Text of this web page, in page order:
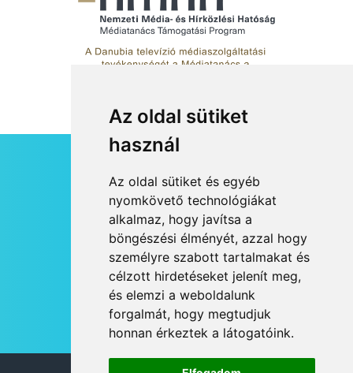
Az oldal sütiket
használ
Az oldal sütiket és egyéb
nyomkövető technológiákat
alkalmaz, hogy javítsa a
böngészési élményét, azzal hogy
személyre szabott tartalmakat és
célzott hirdetéseket jelenít meg,
és elemzi a weboldalunk
forgalmát, hogy megtudjuk
honnan érkeztek a látogatóink.
RSS
JOGI NYILATKOZAT
KAPCSOLAT
OLDALTÉRKÉP
IMPRESSZUM
HÍR BEKÜLDÉSE